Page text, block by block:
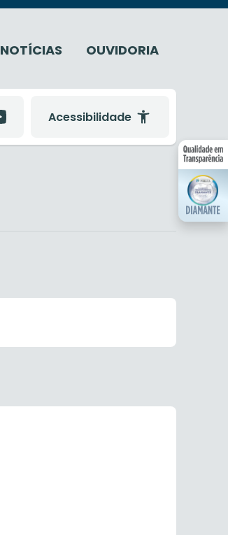
NOTÍCIAS OUVIDORIA
Acessibilidade